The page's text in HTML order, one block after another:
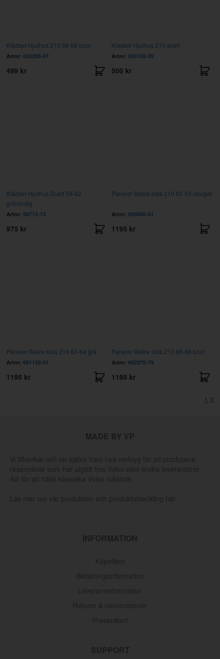
Klädsel Hjulhus 210 66-68 brun
Artnr: 692266-67
499 kr
Klädsel Hjulhus 210 svart
Artnr: 000128-29
500 kr
Klädsel Hjulhus Duett 58-62
grårandig
Artnr: 98712-13
975 kr
Paneler Bakre sida 210 62-63 nougat
Artnr: 690650-51
1195 kr
Paneler Bakre sida 210 63-64 grå
Artnr: 691130-31
1195 kr
Paneler Bakre sida 210 66-68 brun
Artnr: 692278-79
1195 kr
1 2